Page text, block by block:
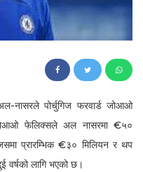
नासरले पोर्चुगिज फरवार्ड जोआओ
फेलिक्सले अल नासरमा €५०
प्रारम्भिक €३० मिलियन र थप
वर्षको लागि भएको छ।